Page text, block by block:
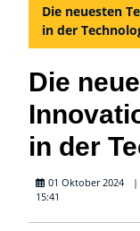
Die neuesten
in der
Die
in der
01 Oktober 2024
15:41